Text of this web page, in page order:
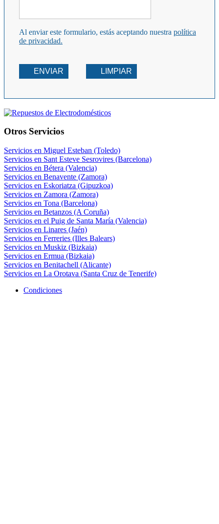
Al enviar este formulario, estás aceptando nuestra política
de privacidad.
ENVIAR LIMPIAR
Otros Servicios
Servicios en Miguel Esteban (Toledo)
Servicios en Sant Esteve Sesrovires (Barcelona)
Servicios en Bétera (Valencia)
Servicios en Benavente (Zamora)
Servicios en Eskoriatza (Gipuzkoa)
Servicios en Zamora (Zamora)
Servicios en Tona (Barcelona)
Servicios en Betanzos (A Coruña)
Servicios en el Puig de Santa María (Valencia)
Servicios en Linares (Jaén)
Servicios en Ferreries (Illes Balears)
Servicios en Muskiz (Bizkaia)
Servicios en Ermua (Bizkaia)
Servicios en Benitachell (Alicante)
Servicios en La Orotava (Santa Cruz de Tenerife)
Condiciones